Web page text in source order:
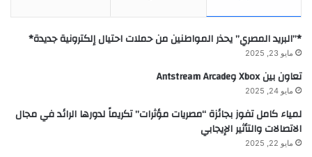
*”البريد المصري” يحذر المواطنين من حملات احتيال إلكترونية جديدة*
مايو 23, 2025
تعاون بين Xbox وAntstream Arcade
مايو 24, 2025
لمياء كامل تفوز بجائزة “مصريات مؤثرات” تكريماً لدورها الرائد في مجال
الاتصالات والتأثير الإيجابي
مايو 22, 2025